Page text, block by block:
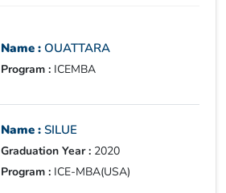
Name : OUATTARA
Program : ICEMBA
Name : SILUE
Graduation Year : 2020
Program : ICE-MBA(USA)